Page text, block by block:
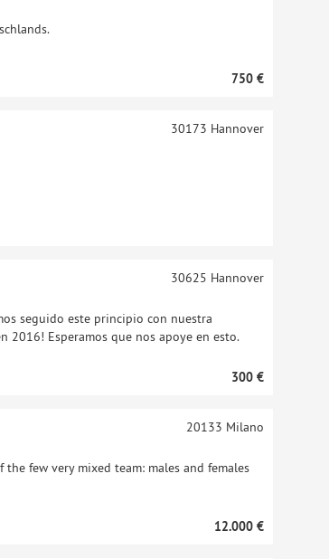
750 €
30173 Hannover
seguido este principio con nuestra
2016! Esperamos que nos apoye en esto.
30625 Hannover
300 €
few very mixed team: males and females
20133 Milano
12.000 €